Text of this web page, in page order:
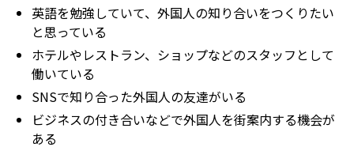
英語を勉強していて、外国人の知り合いをつくりたい
と思っている
ホテルやレストラン、ショップなどのスタッフとして
働いている
SNSで知り合った外国人の友達がいる
ビジネスの付き合いなどで外国人を街案内する機会が
ある